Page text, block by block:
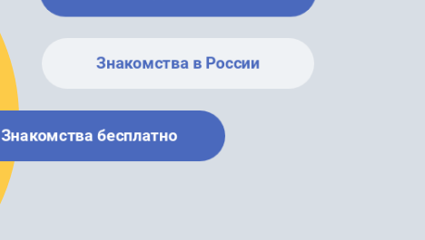
Знакомства в России
Знакомства бесплатно